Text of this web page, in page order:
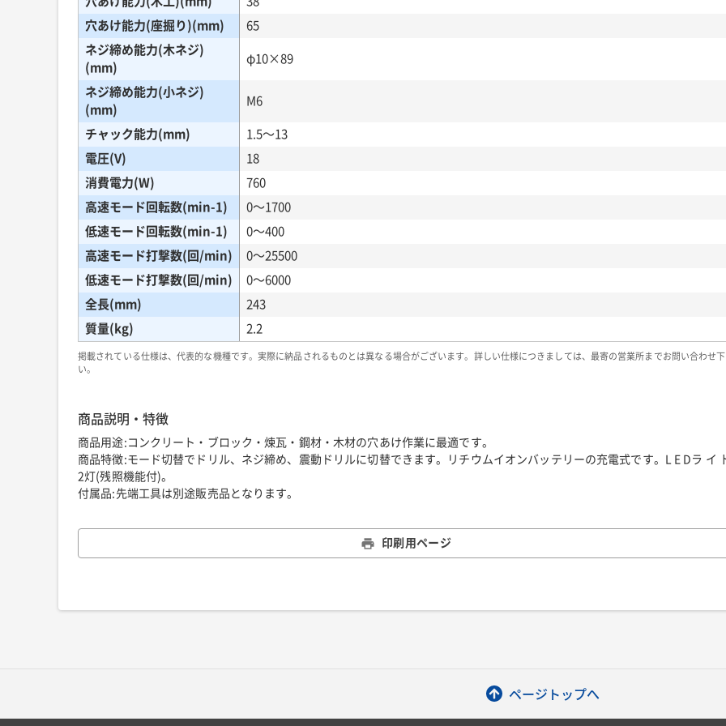
穴あけ能力(座掘り)(mm)
65
ネジ締め能力(木ネジ)
(mm)
φ10×89
ネジ締め能力(小ネジ)
(mm)
M6
チャック能力(mm)
1.5〜13
電圧(V)
18
消費電力(W)
760
高速モード回転数(min-1)
0〜1700
低速モード回転数(min-1)
0〜400
高速モード打撃数(回/min)
0〜25500
低速モード打撃数(回/min)
0〜6000
全長(mm)
243
質量(kg)
2.2
掲載されている仕様は、代表的な機種です。実際に納品されるものとは異なる場合がございます。詳しい仕様につきましては、最寄の営業所までお問い合わせ
い。
商品説明・特徴
商品用途:コンクリート・ブロック・煉瓦・鋼材・木材の穴あけ作業に最適です。
商品特徴:モード切替でドリル、ネジ締め、震動ドリルに切替できます。リチウムイオンバッテリーの充電式です。L E Dラ イ
2灯(残照機能付)。
付属品:先端工具は別途販売品となります。
印刷用ページ
ページトップへ